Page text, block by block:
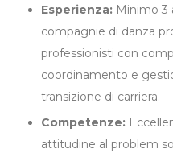
Esperienza: Minimo 3
compagnie di danza
professionisti con
coordinamento e
transizione di carriera.
Competenze:
attitudine al problem